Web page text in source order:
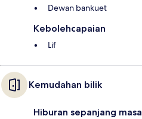
Dewan bankuet
Kebolehcapaian
Lif
Kemudahan bilik
Hiburan sepanjang masa